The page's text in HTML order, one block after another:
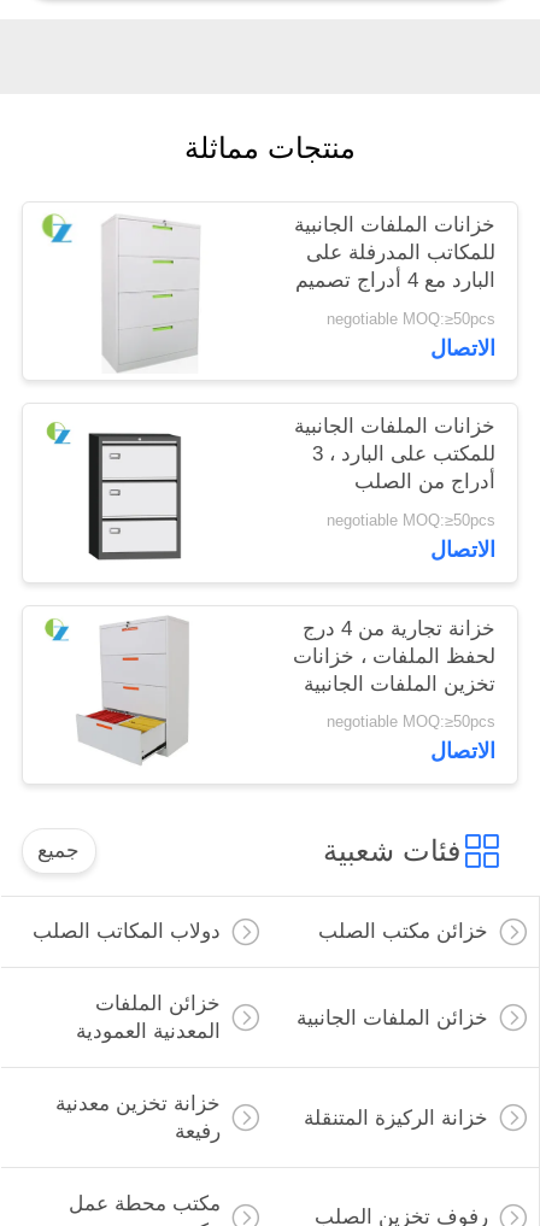
PRIVACY
POLICY
منتجات مماثلة
خزانات الملفات الجانبية
للمكاتب المدرفلة على
البارد مع 4 أدراج تصميم
حديث
negotiable MOQ:≥50pcs
الاتصال
خزانات الملفات الجانبية
للمكتب على البارد ، 3
أدراج من الصلب
negotiable MOQ:≥50pcs
الاتصال
خزانة تجارية من 4 درج
لحفظ الملفات ، خزانات
تخزين الملفات الجانبية
مقاومة للغبار
negotiable MOQ:≥50pcs
الاتصال
فئات شعبية جميع
خزائن مكتب الصلب دولاب المكاتب الصلب
خزائن الملفات الجانبية
خزائن الملفات
المعدنية العمودية
خزانة الركيزة المتنقلة
خزانة تخزين معدنية
رفيعة
رفوف تخزين الصلب
مكتب محطة عمل